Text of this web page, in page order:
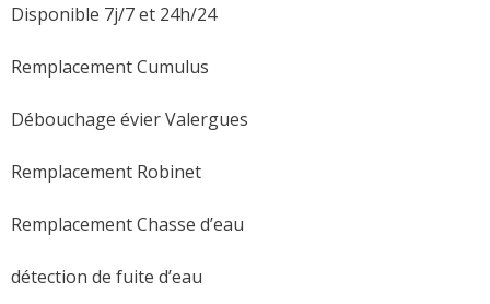
Disponible 7j/7 et 24h/24
Remplacement Cumulus
Débouchage évier Valergues
Remplacement Robinet
Remplacement Chasse d’eau
détection de fuite d’eau